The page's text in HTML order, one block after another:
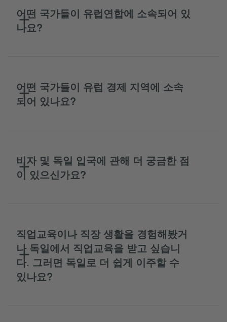
어떤 국가들이 유럽연합에 소속되어 있
나요?
어떤 국가들이 유럽 ​​경제 지역에 소속
되어 있나요?
비자 및 독일 입국에 관해 더 궁금한 점
이 있으신가요?
직업교육이나 직장 생활을 경험해봤거
나 독일에서 직업교육을 받고 싶습니
다. 그러면 독일로 더 쉽게 이주할 수
있나요?